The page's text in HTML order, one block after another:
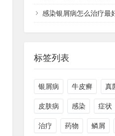
感染银屑病怎么治疗最好 银
标签列表
银屑病 牛皮癣 真
皮肤病 感染 症状
治疗 药物 鳞屑